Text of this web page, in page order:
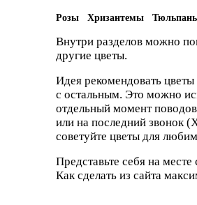
Розы Хризантемы
Внутри разделов можно
другие цветы.
Идея рекомендовать
с остальным. Это можно
отдельный момент
или на последний звонок (
советуйте цветы для
Представьте себя на
Как сделать из сайта